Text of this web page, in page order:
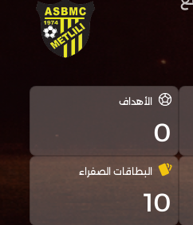
الأهداف
0
البطاقات الصفراء
10